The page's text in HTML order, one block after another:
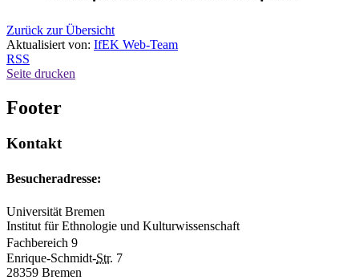
Zurück zur Übersicht
Aktualisiert von: IfEK Web-Team
RSS
Seite drucken
Footer
Kontakt
Besucheradresse:
Universität Bremen
Institut für Ethnologie und Kulturwissenschaft
Fachbereich 9
Enrique-Schmidt-Str. 7
28359 Bremen